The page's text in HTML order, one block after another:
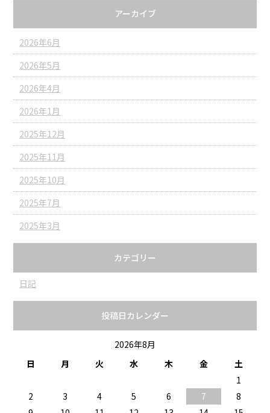
アーカイブ
2026年6月
2026年5月
2026年4月
2026年1月
2025年12月
2025年11月
2025年10月
2025年7月
2025年3月
カテゴリー
日記
投稿日カレンダー
2026年8月
日
月 火 水 木 金
土
1
2
3 4 5 6 7
8